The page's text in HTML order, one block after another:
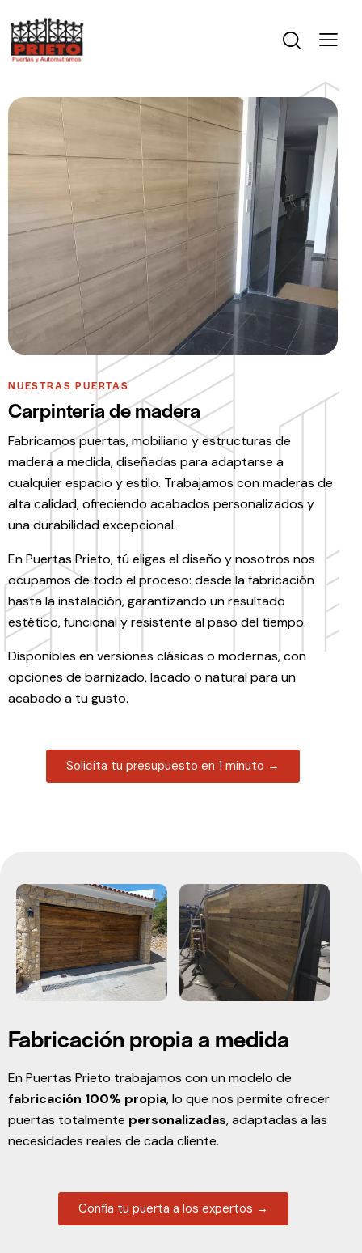
NUESTRAS PUERTAS
Carpintería de madera
Fabricamos puertas, mobiliario y estructuras de
madera a medida, diseñadas para adaptarse a
cualquier espacio y estilo. Trabajamos con maderas de
alta calidad, ofreciendo acabados personalizados y
una durabilidad excepcional.
En Puertas Prieto, tú eliges el diseño y nosotros nos
ocupamos de todo el proceso: desde la fabricación
hasta la instalación, garantizando un resultado
estético, funcional y resistente al paso del tiempo.
Disponibles en versiones clásicas o modernas, con
opciones de barnizado, lacado o natural para un
acabado a tu gusto.
Solicita tu presupuesto en 1 minuto →
Fabricación propia a medida
En Puertas Prieto trabajamos con un modelo de
fabricación 100% propia, lo que nos permite ofrecer
puertas totalmente personalizadas, adaptadas a las
necesidades reales de cada cliente.
Confía tu puerta a los expertos →